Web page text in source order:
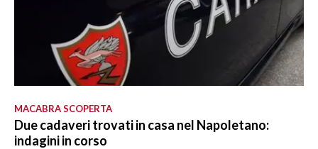
MACABRA SCOPERTA
Due cadaveri trovati in casa nel Napoletano:
indagini in corso